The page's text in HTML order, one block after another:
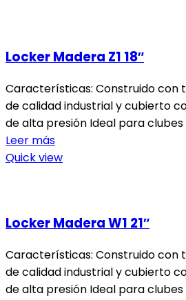
Locker Madera Z1 18″
Características: Construido con
de calidad industrial y cubierto
de alta presión Ideal para clubes
Leer más
Quick view
Locker Madera W1 21″
Características: Construido con
de calidad industrial y cubierto
de alta presión Ideal para clubes